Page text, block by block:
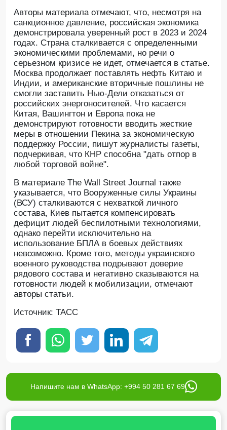
Авторы материала отмечают, что, несмотря на
санкционное давление, российская экономика
демонстрировала уверенный рост в 2023 и 2024
годах. Страна сталкивается с определенными
экономическими проблемами, но речи о
серьезном кризисе не идет, отмечается в статье.
Москва продолжает поставлять нефть Китаю и
Индии, и американские вторичные пошлины не
смогли заставить Нью-Дели отказаться от
российских энергоносителей. Что касается
Китая, Вашингтон и Европа пока не
демонстрируют готовности вводить жесткие
меры в отношении Пекина за экономическую
поддержку России, пишут журналисты газеты,
подчеркивая, что КНР способна "дать отпор в
любой торговой войне".
В материале The Wall Street Journal также
указывается, что Вооруженные силы Украины
(ВСУ) сталкиваются с нехваткой личного
состава, Киев пытается компенсировать
дефицит людей беспилотными технологиями,
однако перейти исключительно на
использование БПЛА в боевых действиях
невозможно. Кроме того, методы украинского
военного руководства подрывают доверие
рядового состава и негативно сказываются на
готовности людей к мобилизации, отмечают
авторы статьи.
Источник: ТАСС
Напишите нам в WhatsApp: +994 50 281 67 69